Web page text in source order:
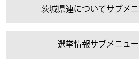
茨城県連について
選挙情報